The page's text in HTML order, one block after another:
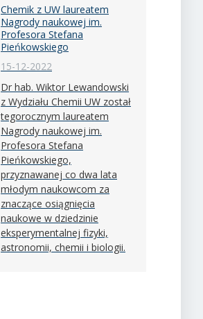
Chemik z UW laureatem
Nagrody naukowej im.
Profesora Stefana
Pieńkowskiego
15-12-2022
Dr hab. Wiktor Lewandowski
z Wydziału Chemii UW został
tegorocznym laureatem
Nagrody naukowej im.
Profesora Stefana
Pieńkowskiego,
przyznawanej co dwa lata
młodym naukowcom za
znaczące osiągnięcia
naukowe w dziedzinie
eksperymentalnej fizyki,
astronomii, chemii i biologii.